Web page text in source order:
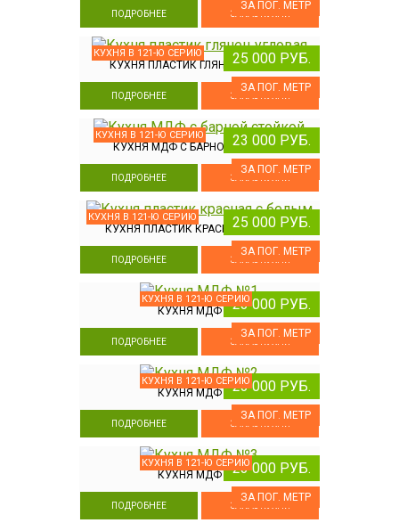
ЗА ПОГ. МЕТР
ПОДРОБНЕЕ ЗАКАЗ КУХНИ
КУХНЯ В 121-Ю СЕРИЮ
КУХНЯ ПЛАСТИК ГЛЯНЕЦ УГЛОВАЯ
25 000 РУБ.
ЗА ПОГ. МЕТР
ПОДРОБНЕЕ ЗАКАЗ КУХНИ
КУХНЯ В 121-Ю СЕРИЮ
КУХНЯ МДФ С БАРНОЙ СТОЙКОЙ
23 000 РУБ.
ЗА ПОГ. МЕТР
ПОДРОБНЕЕ ЗАКАЗ КУХНИ
КУХНЯ В 121-Ю СЕРИЮ
КУХНЯ ПЛАСТИК КРАСНАЯ С БЕЛЫМ
25 000 РУБ.
ЗА ПОГ. МЕТР
ПОДРОБНЕЕ ЗАКАЗ КУХНИ
КУХНЯ В 121-Ю СЕРИЮ
КУХНЯ МДФ №123 000 РУБ.
ЗА ПОГ. МЕТР
ПОДРОБНЕЕ ЗАКАЗ КУХНИ
КУХНЯ В 121-Ю СЕРИЮ
КУХНЯ МДФ №223 000 РУБ.
ЗА ПОГ. МЕТР
ПОДРОБНЕЕ ЗАКАЗ КУХНИ
КУХНЯ В 121-Ю СЕРИЮ
КУХНЯ МДФ №323 000 РУБ.
ЗА ПОГ. МЕТР
ПОДРОБНЕЕ ЗАКАЗ КУХНИ